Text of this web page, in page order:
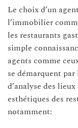
Le choix d’un
l’immobilier
les restaurants
simple
agents comme
se démarquent
d’analyse des
esthétiques des
notamment: